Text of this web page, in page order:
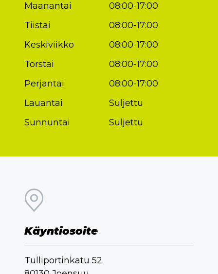
Maanantai
08:00-17:00
Tiistai
08:00-17:00
Keskiviikko
08:00-17:00
Torstai
08:00-17:00
Perjantai
08:00-17:00
Lauantai
Suljettu
Sunnuntai
Suljettu
Käyntiosoite
Tulliportinkatu 52